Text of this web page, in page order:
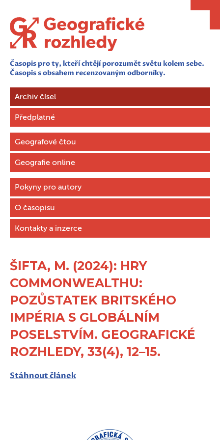
Časopis pro ty, kteří chtějí porozumět světu kolem sebe.
Časopis s obsahem recenzovaným odborníky.
Archiv čísel
Předplatné
Geografové čtou
Geografie online
Pokyny pro autory
O časopisu
Kontakty a inzerce
ŠIFTA, M. (2024): HRY
COMMONWEALTHU:
POZŮSTATEK BRITSKÉHO
IMPÉRIA S GLOBÁLNÍM
POSELSTVÍM. GEOGRAFICKÉ
ROZHLEDY, 33(4), 12–15.
Stáhnout článek